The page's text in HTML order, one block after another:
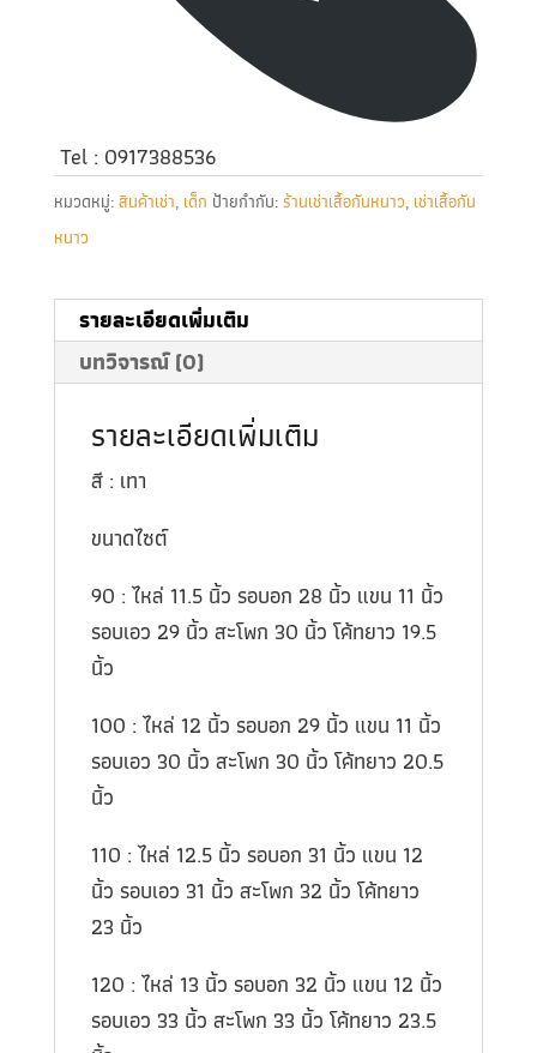
Tel : 0917388536
หมวดหมู่:สินค้าเช่า, เด็ก ป้ายกำกับ:ร้านเช่าเสื้อกันหนาว, เช่าเสื้อกัน
หนาว
รายละเอียดเพิ่มเติม
บทวิจารณ์ (0)
รายละเอียดเพิ่มเติม
สี : เทา
ขนาดไซต์
90 : ไหล่ 11.5 นิ้ว รอบอก 28 นิ้ว แขน 11 นิ้ว
รอบเอว 29 นิ้ว สะโพก 30 นิ้ว โค้ทยาว 19.5
นิ้ว
100 : ไหล่ 12 นิ้ว รอบอก 29 นิ้ว แขน 11 นิ้ว
รอบเอว 30 นิ้ว สะโพก 30 นิ้ว โค้ทยาว 20.5
นิ้ว
110 : ไหล่ 12.5 นิ้ว รอบอก 31 นิ้ว แขน 12
นิ้ว รอบเอว 31 นิ้ว สะโพก 32 นิ้ว โค้ทยาว
23 นิ้ว
120 : ไหล่ 13 นิ้ว รอบอก 32 นิ้ว แขน 12 นิ้ว
รอบเอว 33 นิ้ว สะโพก 33 นิ้ว โค้ทยาว 23.5